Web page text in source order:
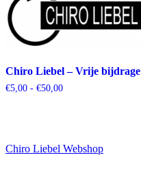
Chiro Liebel – Vrije bijdrage
€5,00 - €50,00Prijsklasse:
Chiro Liebel Webshop